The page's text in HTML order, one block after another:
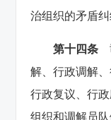
治组织的矛盾纠
第十四条
解、行政调解
行政复议、行
组织和调解员